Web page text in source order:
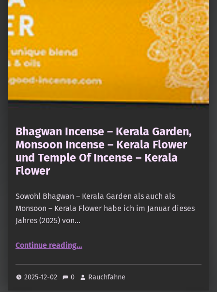
Bhagwan Incense – Kerala Garden,
Monsoon Incense – Kerala Flower
und Temple Of Incense – Kerala
Flower
Sowohl Bhagwan – Kerala Garden als auch als
Monsoon – Kerala Flower habe ich im Januar dieses
Jahres (2025) von…
Continue reading“Bhagwan Incense – Kerala Garden, Monsoon Incense – Kerala Flower und Temple Of Incense – Kerala Flower”
…
2025-12-02 0 Rauchfahne